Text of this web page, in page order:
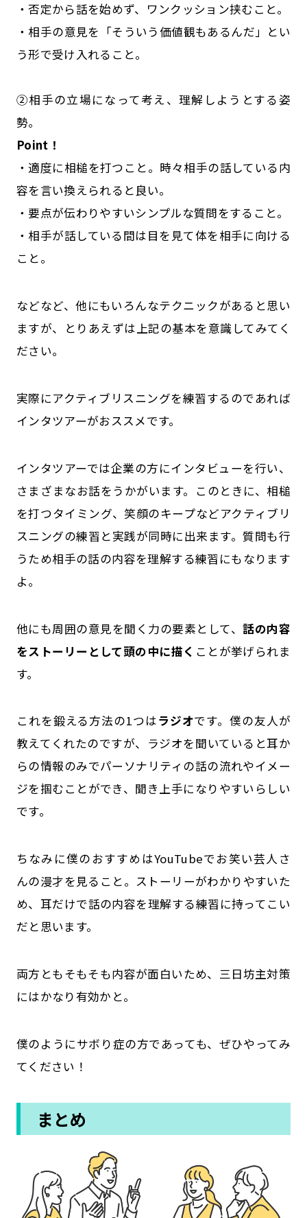
・否定から話を始めず、ワンクッション挟むこと。
・相手の意見を「そういう価値観もあるんだ」とい
う形で受け入れること。
②相手の立場になって考え、理解しようとする姿
勢。
Point！
・適度に相槌を打つこと。時々相手の話している内
容を言い換えられると良い。
・要点が伝わりやすいシンプルな質問をすること。
・相手が話している間は目を見て体を相手に向ける
こと。
などなど、他にもいろんなテクニックがあると思い
ますが、とりあえずは上記の基本を意識してみてく
ださい。
実際にアクティブリスニングを練習するのであれば
インタツアーがおススメです。
インタツアーでは企業の方にインタビューを行い、
さまざまなお話をうかがいます。このときに、相槌
を打つタイミング、笑顔のキープなどアクティブリ
スニングの練習と実践が同時に出来ます。質問も行
うため相手の話の内容を理解する練習にもなります
よ。
他にも周囲の意見を聞く力の要素として、話の内容
をストーリーとして頭の中に描く ことが挙げられま
す。
これを鍛える方法の1つはラジオです。僕の友人が
教えてくれたのですが、ラジオを聞いていると耳か
らの情報のみでパーソナリティの話の流れやイメー
ジを掴むことができ、聞き上手になりやすいらしい
です。
ちなみに僕のおすすめはYouTubeでお笑い芸人さ
んの漫才を見ること。ストーリーがわかりやすいた
め、耳だけで話の内容を理解する練習に持ってこい
だと思います。
両方ともそもそも内容が面白いため、三日坊主対策
にはかなり有効かと。
僕のようにサボり症の方であっても、ぜひやってみ
てください！
まとめ